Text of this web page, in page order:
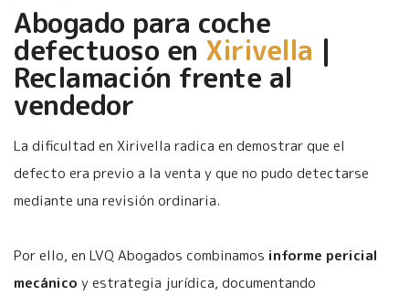
Abogado para coche
defectuoso en Xirivella |
Reclamación frente al
vendedor
La dificultad en Xirivella radica en demostrar que el
defecto era previo a la venta y que no pudo detectarse
mediante una revisión ordinaria.
Por ello, en LVQ Abogados combinamos informe pericial
mecánico y estrategia jurídica, documentando